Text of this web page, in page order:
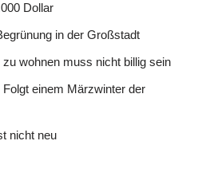
Dollar
in der Großstadt
wohnen muss nicht billig sein
einem Märzwinter der
nicht neu